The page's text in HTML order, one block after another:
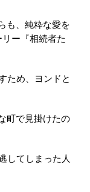
も、純粋な愛を
ー『相続者た
ため、ヨンドと
町で見掛けたの
してしまった人